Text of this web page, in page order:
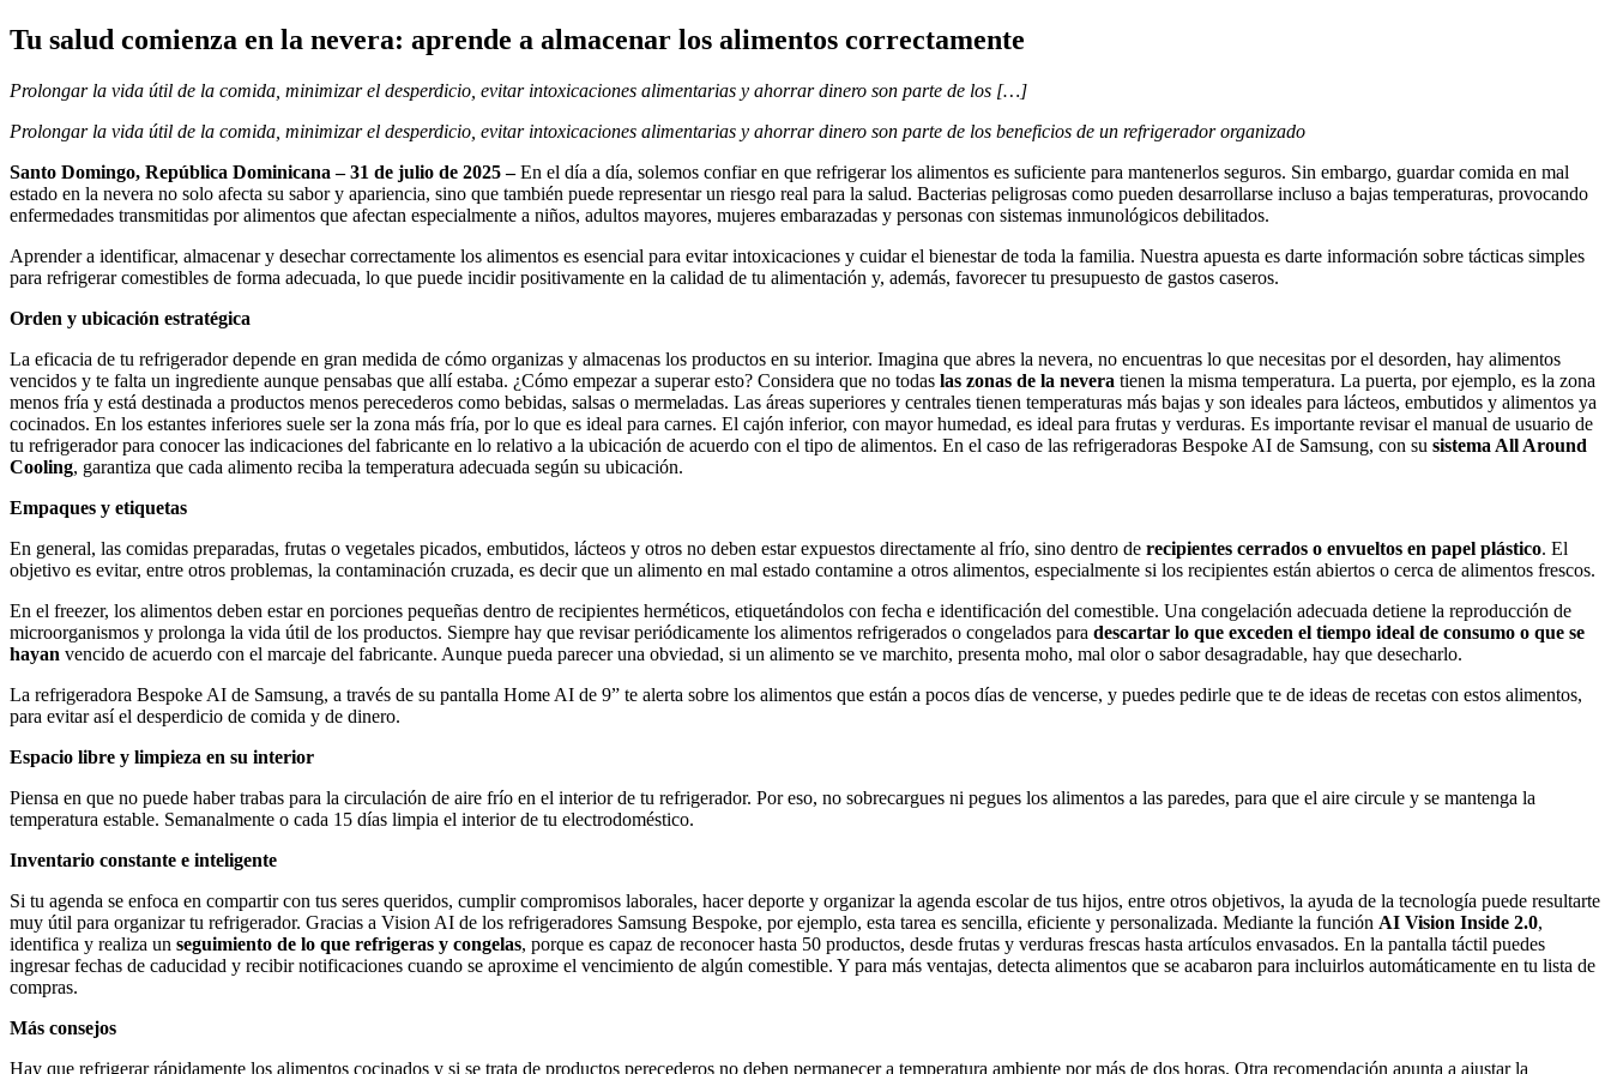
Tu salud comienza en la nevera: aprende a almacenar los alimentos correctamente
Prolongar la vida útil de la comida, minimizar el desperdicio, evitar intoxicaciones alimentarias y ahorrar dinero son parte de los […]
Prolongar la vida útil de la comida, minimizar el desperdicio, evitar intoxicaciones alimentarias y ahorrar dinero son parte de los beneficios de un refrigerador organizado
Santo Domingo, República Dominicana– 31 de julio de 2025 –En el día a día, solemos confiar en que refrigerar los alimentos es suficiente para mantenerlos seguros. Sin embargo, guardar comida en mal
estado en la nevera no solo afecta su sabor y apariencia, sino que también puede representar un riesgo real para la salud. Bacterias peligrosas como pueden desarrollarse incluso a bajas temperaturas, provocando
enfermedades transmitidas por alimentos que afectan especialmente a niños, adultos mayores, mujeres embarazadas y personas con sistemas inmunológicos debilitados.
Aprender a identificar, almacenar y desechar correctamente los alimentos es esencial para evitar intoxicaciones y cuidar el bienestar de toda la familia. Nuestra apuesta es darte información sobre tácticas simples
para refrigerar comestibles de forma adecuada, lo que puede incidir positivamente en la calidad de tu alimentación y, además, favorecer tu presupuesto de gastos caseros.
Orden y ubicación estratégica
La eficacia de tu refrigerador depende en gran medida de cómo organizas y almacenas los productos en su interior. Imagina que abres la nevera, no encuentras lo que necesitas por el desorden, hay alimentos
vencidos y te falta un ingrediente aunque pensabas que allí estaba. ¿Cómo empezar a superar esto? Considera que no todas las zonas de la nevera tienen la misma temperatura. La puerta, por ejemplo, es la zona
menos fría y está destinada a productos menos perecederos como bebidas, salsas o mermeladas. Las áreas superiores y centrales tienen temperaturas más bajas y son ideales para lácteos, embutidos y alimentos ya
cocinados. En los estantes inferiores suele ser la zona más fría, por lo que es ideal para carnes. El cajón inferior, con mayor humedad, es ideal para frutas y verduras. Es importante revisar el manual de usuario de
tu refrigerador para conocer las indicaciones del fabricante en lo relativo a la ubicación de acuerdo con el tipo de alimentos. En el caso de las refrigeradoras Bespoke AI de Samsung, con su sistema All Around
Cooling, garantiza que cada alimento reciba la temperatura adecuada según su ubicación.
Empaques y etiquetas
En general, las comidas preparadas, frutas o vegetales picados, embutidos, lácteos y otros no deben estar expuestos directamente al frío, sino dentro de recipientes cerrados o envueltos en papel plástico. El
objetivo es evitar, entre otros problemas, la contaminación cruzada, es decir que un alimento en mal estado contamine a otros alimentos, especialmente si los recipientes están abiertos o cerca de alimentos frescos.
En el freezer, los alimentos deben estar en porciones pequeñas dentro de recipientes herméticos, etiquetándolos con fecha e identificación del comestible. Una congelación adecuada detiene la reproducción de
microorganismos y prolonga la vida útil de los productos. Siempre hay que revisar periódicamente los alimentos refrigerados o congelados para descartar lo que exceden el tiempo ideal de consumo o que se
hayan vencido de acuerdo con el marcaje del fabricante. Aunque pueda parecer una obviedad, si un alimento se ve marchito, presenta moho, mal olor o sabor desagradable, hay que desecharlo.
La refrigeradora Bespoke AI de Samsung, a través de su pantalla Home AI de 9” te alerta sobre los alimentos que están a pocos días de vencerse, y puedes pedirle que te de ideas de recetas con estos alimentos,
para evitar así el desperdicio de comida y de dinero.
Espacio libre y limpieza en su interior
Piensa en que no puede haber trabas para la circulación de aire frío en el interior de tu refrigerador. Por eso, no sobrecargues ni pegues los alimentos a las paredes, para que el aire circule y se mantenga la
temperatura estable. Semanalmente o cada 15 días limpia el interior de tu electrodoméstico.
Inventario constante e inteligente
Si tu agenda se enfoca en compartir con tus seres queridos, cumplir compromisos laborales, hacer deporte y organizar la agenda escolar de tus hijos, entre otros objetivos, la ayuda de la tecnología puede resultarte
muy útil para organizar tu refrigerador. Gracias a Vision AI de los refrigeradores Samsung Bespoke, por ejemplo, esta tarea es sencilla, eficiente y personalizada. Mediante la función AI Vision Inside 2.0,
identifica y realiza un seguimiento de lo que refrigeras y congelas, porque es capaz de reconocer hasta 50 productos, desde frutas y verduras frescas hasta artículos envasados. En la pantalla táctil puedes
ingresar fechas de caducidad y recibir notificaciones cuando se aproxime el vencimiento de algún comestible. Y para más ventajas, detecta alimentos que se acabaron para incluirlos automáticamente en tu lista de
compras.
Más consejos
Hay que refrigerar rápidamente los alimentos cocinados y si se trata de productos perecederos no deben permanecer a temperatura ambiente por más de dos horas. Otra recomendación apunta a ajustar la